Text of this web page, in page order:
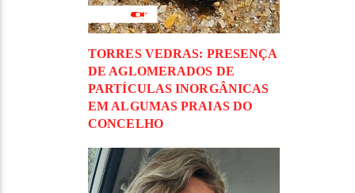
TORRES VEDRAS: PRESENÇA
DE AGLOMERADOS DE
PARTÍCULAS INORGÂNICAS
EM ALGUMAS PRAIAS DO
CONCELHO